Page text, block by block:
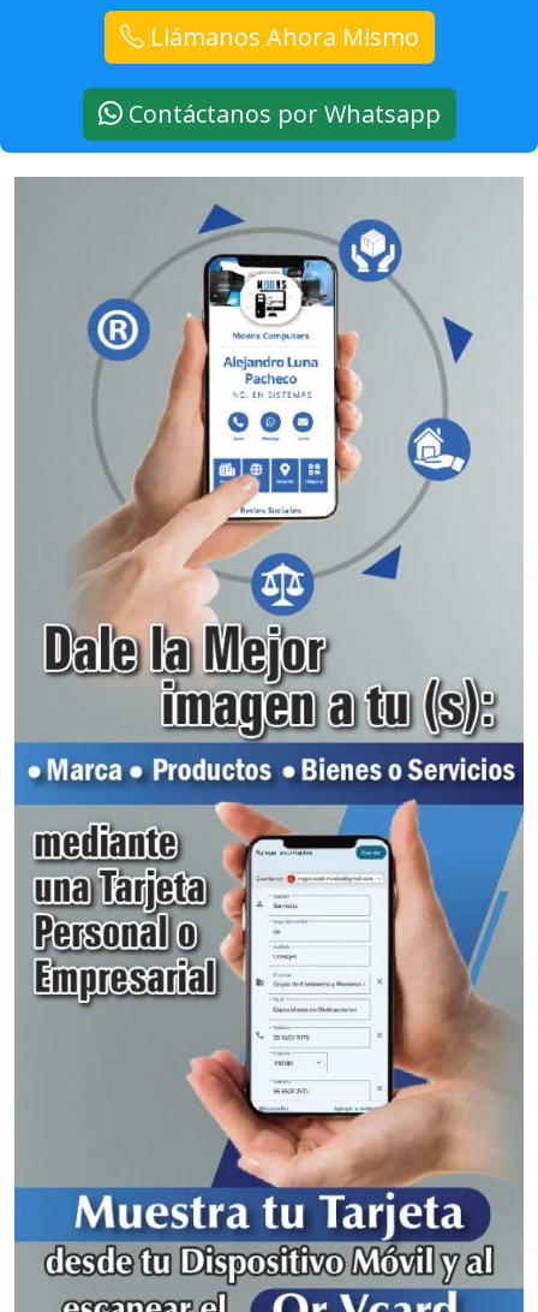
Llámanos Ahora Mismo
Contáctanos por Whatsapp